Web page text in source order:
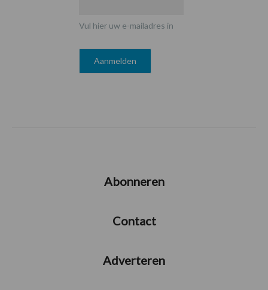
Vul hier uw e-mailadres in
Abonneren
Contact
Adverteren